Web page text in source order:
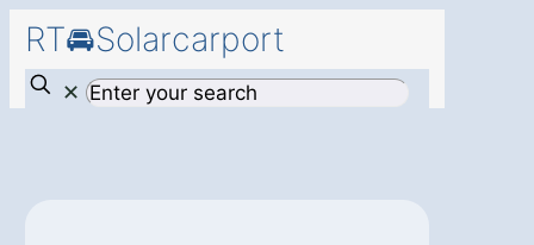
RT🚘Solarcarport
✕